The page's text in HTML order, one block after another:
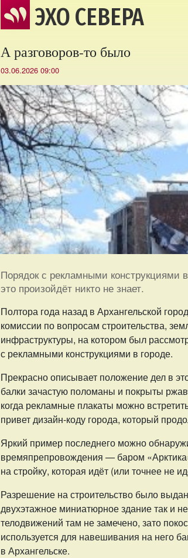
ЭХО СЕВЕРА
А разговоров-то было
03.06.2026 09:00
Порядок с рекламными конструкциями
это произойдёт никто не знает.
Полтора года назад в Архангельской
комиссии по вопросам строительства,
инфраструктуры, на котором был
с рекламными конструкциями в городе.
Прекрасно описывает положение дел в
балки зачастую поломаны и покрыты
когда рекламные плакаты можно
привет дизайн-коду города, который
Яркий пример последнего можно
времяпрепровождения — баром
на стройку, которая идёт (или точнее не
Разрешение на строительство было
двухэтажное миниатюрное здание так и
телодвижений там не замечено, зато
используется для навешивания на него
в Архангельске.